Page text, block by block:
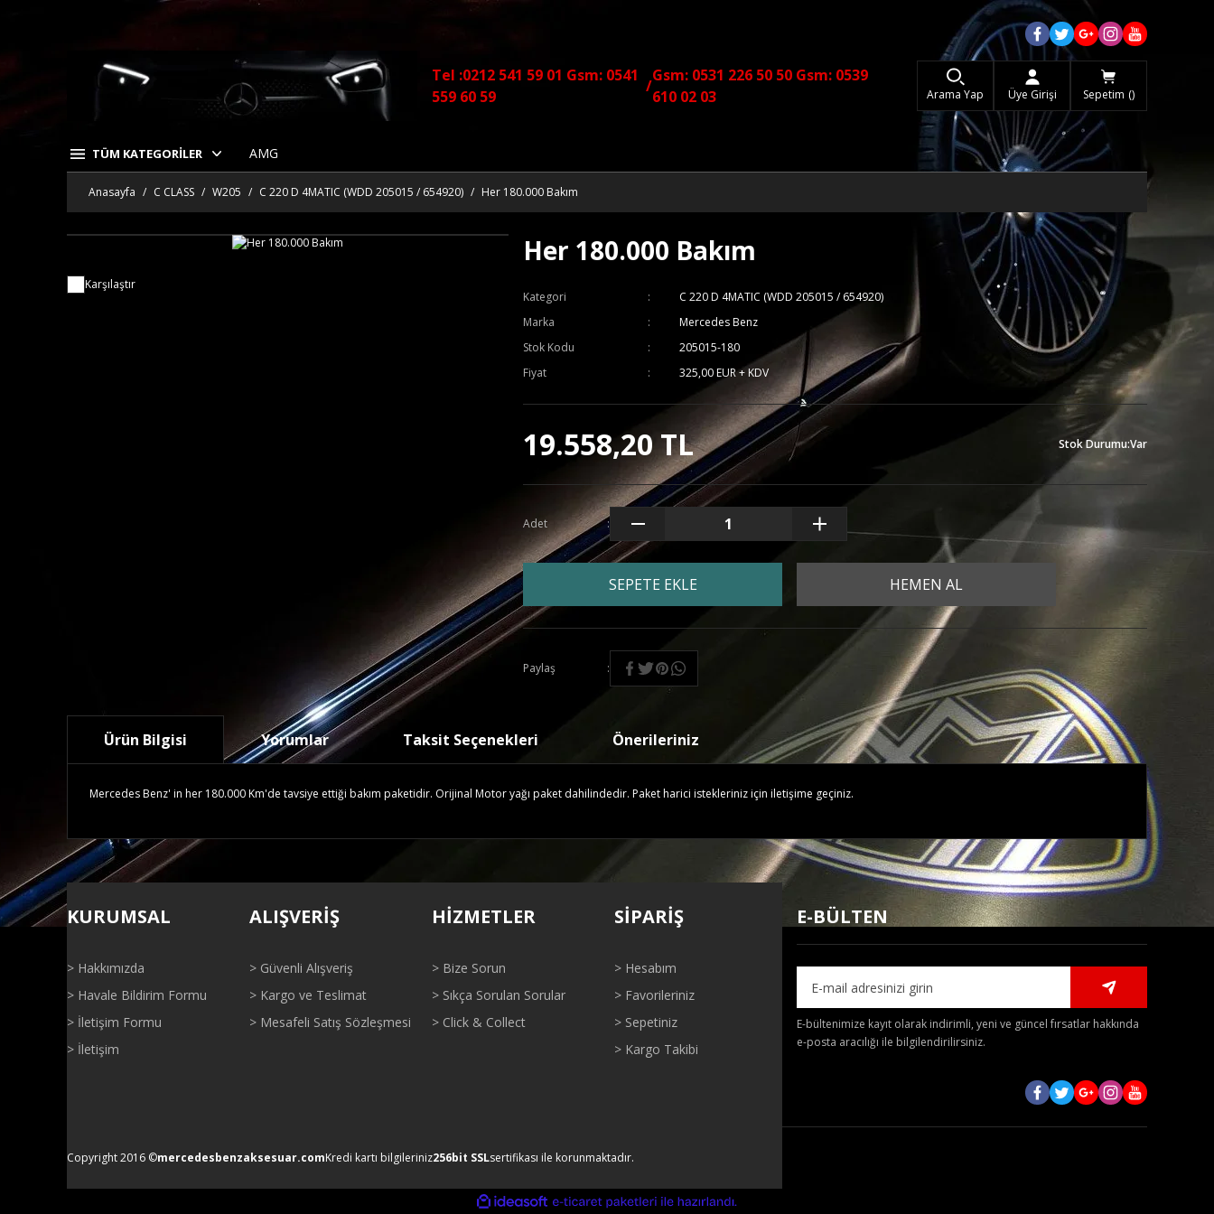
Tel :0212 541 59 01 Gsm: 0541
559 60 59
/
Gsm: 0531 226 50 50 Gsm: 0539
610 02 03
Arama Yap Üye Girişi Sepetim
TÜM KATEGORİLER AMG
Anasayfa C CLASS W205 C 220 D 4MATIC (WDD 205015 / 654920) Her 180.000 Bakım
Karşılaştır
Her 180.000 Bakım
Kategori
C 220 D 4MATIC (WDD 205015 / 654920)
Marka
Mercedes Benz
Stok Kodu
205015-180
Fiyat
325,00 EUR + KDV
19.558,20 TL Stok Durumu:Var
Adet
SEPETE EKLE HEMEN AL
Paylaş
Ürün Bilgisi Yorumlar Taksit Seçenekleri Önerileriniz
Mercedes Benz' in her 180.000 Km'de tavsiye ettiği bakım paketidir. Orijinal Motor yağı paket dahilindedir. Paket harici istekleriniz için iletişime geçiniz.
Bu ürünün fiyat bilgisi, resim, ürün açıklamalarında ve diğer konularda yetersiz gördüğünüz noktaları öneri formunu kullanarak tarafımıza iletebilirsiniz.
Görüş ve önerileriniz için teşekkür ederiz.
Ürün resmi kalitesiz, bozuk veya görüntülenemiyor.
Ürün fiyatı diğer sitelerden daha pahalı.
Gönder
KURUMSAL
> Hakkımızda
> Havale Bildirim Formu
> İletişim Formu
> İletişim
ALIŞVERİŞ
> Güvenli Alışveriş
> Kargo ve Teslimat
> Mesafeli Satış Sözleşmesi
HİZMETLER
> Bize Sorun
> Sıkça Sorulan Sorular
> Click & Collect
SİPARİŞ
> Hesabım
> Favorileriniz
> Sepetiniz
> Kargo Takibi
E-BÜLTEN
E-bültenimize kayıt olarak indirimli, yeni ve güncel fırsatlar hakkında
e-posta aracılığı ile bilgilendirilirsiniz.
Copyright 2016 ©mercedesbenzaksesuar.comKredi kartı bilgileriniz256bit SSLsertifikası ile korunmaktadır.
ideasoft
e-